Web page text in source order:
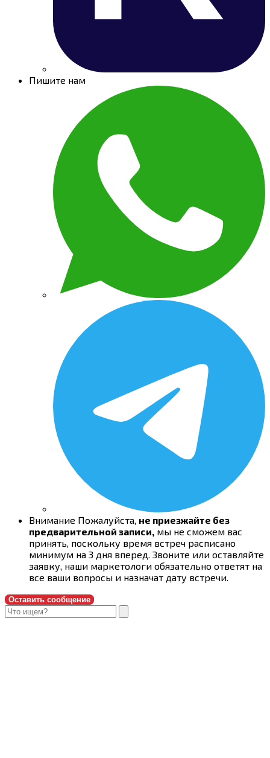
Пишите нам
Внимание Пожалуйста, не приезжайте без
предварительной записи, мы не сможем вас
принять, поскольку время встреч расписано
минимум на 3 дня вперед. Звоните или оставляйте
заявку, наши маркетологи обязательно ответят на
все ваши вопросы и назначат дату встречи.
Оставить сообщение